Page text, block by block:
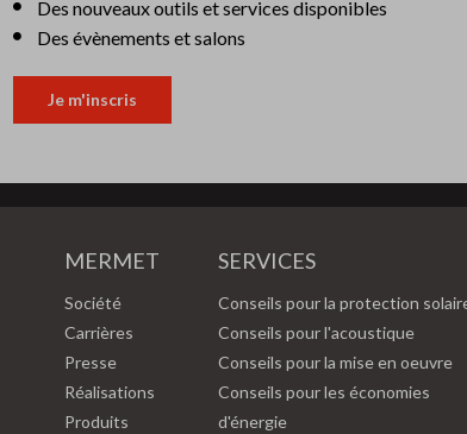
Des nouveaux outils et services disponibles
Des évènements et salons
Je m'inscris
MERMET
Société
Carrières
Presse
Réalisations
Produits
SERVICES
Conseils pour la protection
Conseils pour l'acoustique
Conseils pour la mise en oeuvre
Conseils pour les économies
d'énergie